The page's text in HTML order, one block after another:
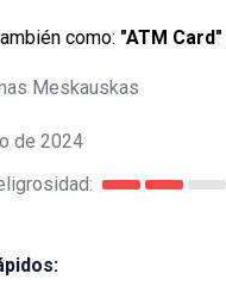
como: "ATM
Meskauskas
de 2024